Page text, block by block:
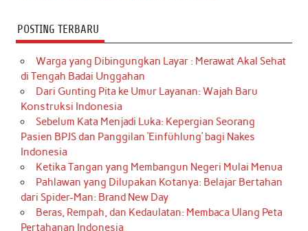
POSTING TERBARU
Warga yang Dibingungkan Layar : Merawat Akal Sehat
di Tengah Badai Unggahan
Dari Gunting Pita ke Umur Layanan: Wajah Baru
Konstruksi Indonesia
Sebelum Kata Menjadi Luka: Kepergian Seorang
Pasien BPJS dan Panggilan ‘Einfühlung’ bagi Nakes
Indonesia
Ketika Tangan yang Membangun Negeri Mulai Menua
Pahlawan yang Dilupakan Kotanya: Belajar Bertahan
dari Spider-Man: Brand New Day
Beras, Rempah, dan Kedaulatan: Membaca Ulang Peta
Pertahanan Indonesia